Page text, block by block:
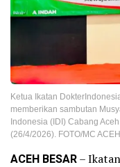
Ketua Ikatan
memberikan sambutan
Indonesia (IDI) Cabang
(26/4/2026). FOTO/MC
ACEH BESAR–